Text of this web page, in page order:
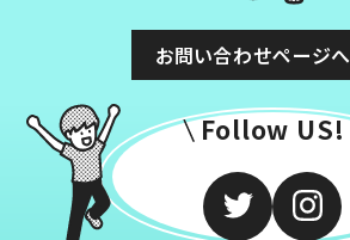
お問い合わせページへ
Follow US!